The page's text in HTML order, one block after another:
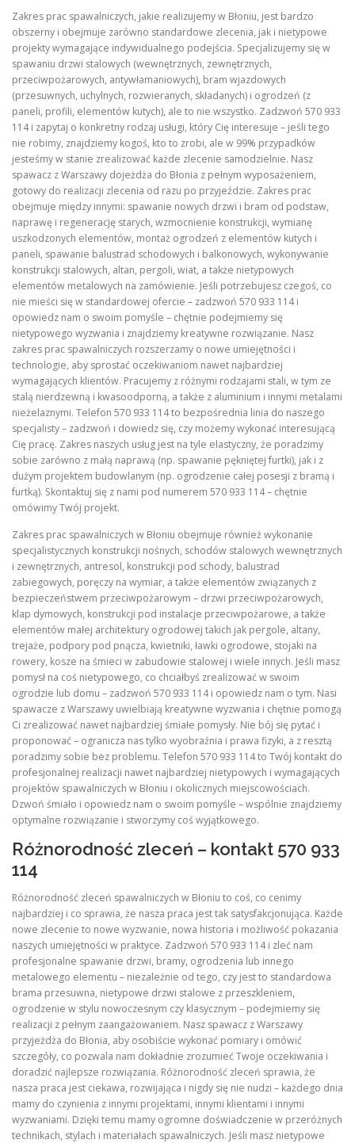
Zakres prac spawalniczych, jakie realizujemy w Błoniu, jest bardzo
obszerny i obejmuje zarówno standardowe zlecenia, jak i nietypowe
projekty wymagające indywidualnego podejścia. Specjalizujemy się w
spawaniu drzwi stalowych (wewnętrznych, zewnętrznych,
przeciwpożarowych, antywłamaniowych), bram wjazdowych
(przesuwnych, uchylnych, rozwieranych, składanych) i ogrodzeń (z
paneli, profili, elementów kutych), ale to nie wszystko. Zadzwoń 570 933
114 i zapytaj o konkretny rodzaj usługi, który Cię interesuje – jeśli tego
nie robimy, znajdziemy kogoś, kto to zrobi, ale w 99% przypadków
jesteśmy w stanie zrealizować każde zlecenie samodzielnie. Nasz
spawacz z Warszawy dojeżdża do Błonia z pełnym wyposażeniem,
gotowy do realizacji zlecenia od razu po przyjeździe. Zakres prac
obejmuje między innymi: spawanie nowych drzwi i bram od podstaw,
naprawę i regenerację starych, wzmocnienie konstrukcji, wymianę
uszkodzonych elementów, montaż ogrodzeń z elementów kutych i
paneli, spawanie balustrad schodowych i balkonowych, wykonywanie
konstrukcji stalowych, altan, pergoli, wiat, a także nietypowych
elementów metalowych na zamówienie. Jeśli potrzebujesz czegoś, co
nie mieści się w standardowej ofercie – zadzwoń 570 933 114 i
opowiedz nam o swoim pomyśle – chętnie podejmiemy się
nietypowego wyzwania i znajdziemy kreatywne rozwiązanie. Nasz
zakres prac spawalniczych rozszerzamy o nowe umiejętności i
technologie, aby sprostać oczekiwaniom nawet najbardziej
wymagających klientów. Pracujemy z różnymi rodzajami stali, w tym ze
stalą nierdzewną i kwasoodporną, a także z aluminium i innymi metalami
nieżelaznymi. Telefon 570 933 114 to bezpośrednia linia do naszego
specjalisty – zadzwoń i dowiedz się, czy możemy wykonać interesującą
Cię pracę. Zakres naszych usług jest na tyle elastyczny, że poradzimy
sobie zarówno z małą naprawą (np. spawanie pękniętej furtki), jak i z
dużym projektem budowlanym (np. ogrodzenie całej posesji z bramą i
furtką). Skontaktuj się z nami pod numerem 570 933 114 – chętnie
omówimy Twój projekt.
Zakres prac spawalniczych w Błoniu obejmuje również wykonanie
specjalistycznych konstrukcji nośnych, schodów stalowych wewnętrznych
i zewnętrznych, antresol, konstrukcji pod schody, balustrad
zabiegowych, poręczy na wymiar, a także elementów związanych z
bezpieczeństwem przeciwpożarowym – drzwi przeciwpożarowych,
klap dymowych, konstrukcji pod instalacje przeciwpożarowe, a także
elementów małej architektury ogrodowej takich jak pergole, altany,
trejaże, podpory pod pnącza, kwietniki, ławki ogrodowe, stojaki na
rowery, kosze na śmieci w zabudowie stalowej i wiele innych. Jeśli masz
pomysł na coś nietypowego, co chciałbyś zrealizować w swoim
ogrodzie lub domu – zadzwoń 570 933 114 i opowiedz nam o tym. Nasi
spawacze z Warszawy uwielbiają kreatywne wyzwania i chętnie pomogą
Ci zrealizować nawet najbardziej śmiałe pomysły. Nie bój się pytać i
proponować – ogranicza nas tylko wyobraźnia i prawa fizyki, a z resztą
poradzimy sobie bez problemu. Telefon 570 933 114 to Twój kontakt do
profesjonalnej realizacji nawet najbardziej nietypowych i wymagających
projektów spawalniczych w Błoniu i okolicznych miejscowościach.
Dzwoń śmiało i opowiedz nam o swoim pomyśle – wspólnie znajdziemy
optymalne rozwiązanie i stworzymy coś wyjątkowego.
Różnorodność zleceń – kontakt 570 933
114
Różnorodność zleceń spawalniczych w Błoniu to coś, co cenimy
najbardziej i co sprawia, że nasza praca jest tak satysfakcjonująca. Każde
nowe zlecenie to nowe wyzwanie, nowa historia i możliwość pokazania
naszych umiejętności w praktyce. Zadzwoń 570 933 114 i zleć nam
profesjonalne spawanie drzwi, bramy, ogrodzenia lub innego
metalowego elementu – niezależnie od tego, czy jest to standardowa
brama przesuwna, nietypowe drzwi stalowe z przeszkleniem,
ogrodzenie w stylu nowoczesnym czy klasycznym – podejmiemy się
realizacji z pełnym zaangażowaniem. Nasz spawacz z Warszawy
przyjeżdża do Błonia, aby osobiście wykonać pomiary i omówić
szczegóły, co pozwala nam dokładnie zrozumieć Twoje oczekiwania i
doradzić najlepsze rozwiązania. Różnorodność zleceń sprawia, że
nasza praca jest ciekawa, rozwijająca i nigdy się nie nudzi – każdego dnia
mamy do czynienia z innymi projektami, innymi klientami i innymi
wyzwaniami. Dzięki temu mamy ogromne doświadczenie w przeróżnych
technikach, stylach i materiałach spawalniczych. Jeśli masz nietypowe